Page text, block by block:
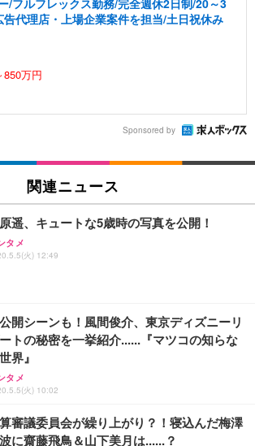
代理店・上場企業案件を担当/土日祝休み
850万円
Sponsored by
関連ニュース
遥、キュートな5歳時の写真を公開！
タメ
火) 12:49
開シーンも！風間俊介、東京ディズニーリ
トの秘密を一挙紹介......『マツコの知らな
界』
タメ
火) 10:02
審議委員会が繰り上がり？！寝込んだ梅澤
に齋藤飛鳥＆山下美月は......？